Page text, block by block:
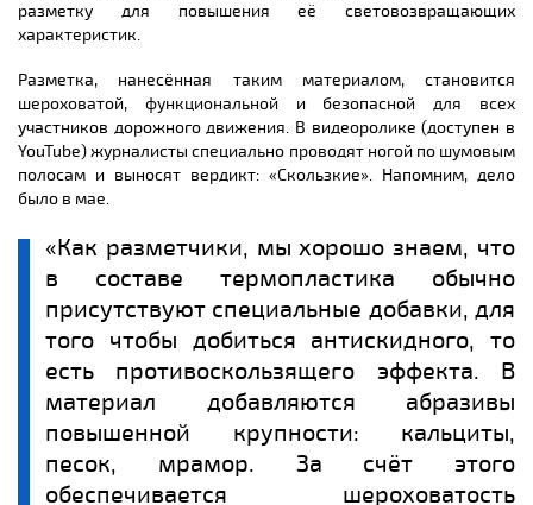
разметку для повышения её световозвращающих
характеристик.
Разметка, нанесённая таким материалом, становится
шероховатой, функциональной и безопасной для всех
участников дорожного движения. В видеоролике (доступен в
YouTube) журналисты специально проводят ногой по шумовым
полосам и выносят вердикт: «Скользкие». Напомним, дело
было в мае.
«Как разметчики, мы хорошо знаем, что
в составе термопластика обычно
присутствуют специальные добавки, для
того чтобы добиться антискидного, то
есть противоскользящего эффекта. В
материал добавляются абразивы
повышенной крупности: кальциты,
песок, мрамор. За счёт этого
обеспечивается шероховатость